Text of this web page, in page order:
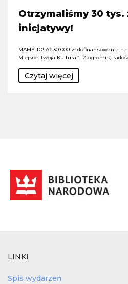
Otrzymaliśmy 30 tys.
inicjatywy!
MAMY TO! Aż 30 000 zł dofinansowania
Miejsce. Twoja Kultura.”! Z ogromną
Czytaj więcej
LINKI
Spis wydarzeń